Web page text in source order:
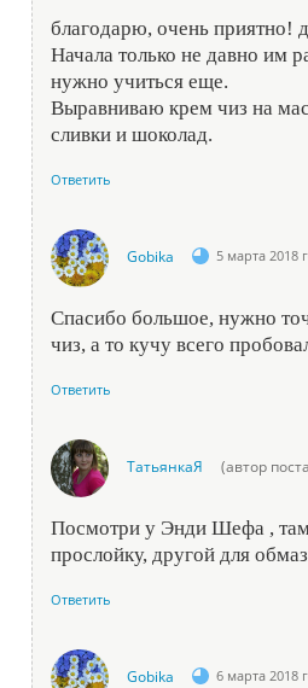
благодарю, очень приятно!
Начала только не давно им
нужно учиться еще.
Выравниваю крем чиз на
сливки и шоколад.
Ответить
Gobika 5 марта 2018
Спасибо большое, нужно
чиз, а то кучу всего
Ответить
ТатьянкаЯ (автор
Посмотри у Энди Шефа , там
прослойку, другой для
Ответить
Gobika 6 марта 2018